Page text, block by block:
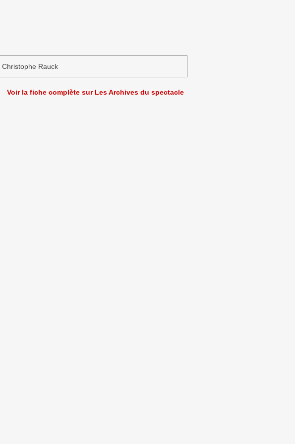
Christophe Rauck
Voir la fiche complète sur Les Archives du spectacle